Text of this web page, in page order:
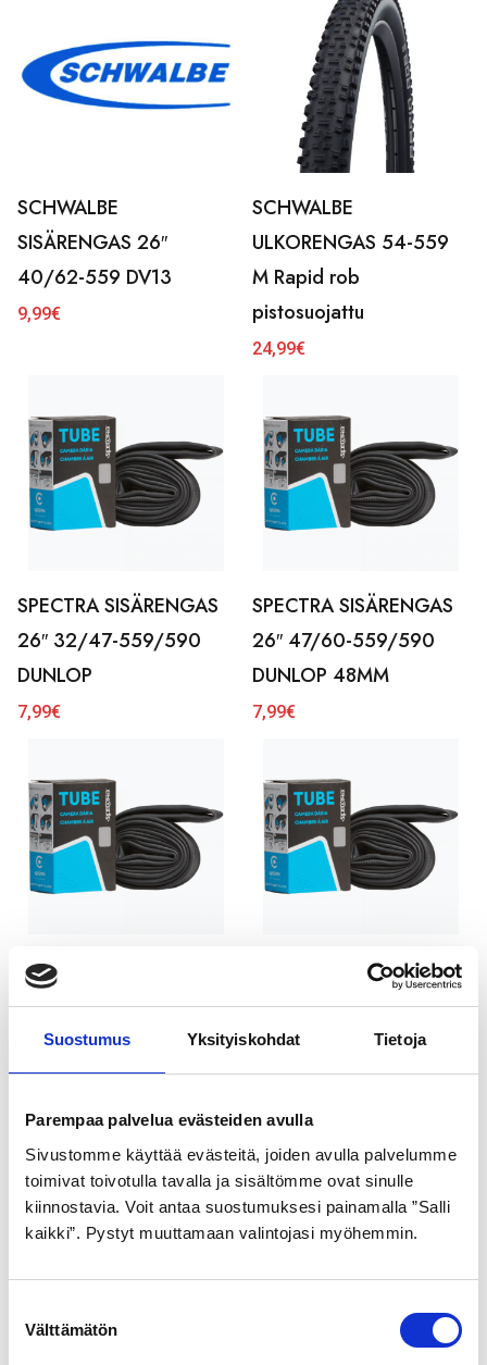
Suostumus Yksityiskohdat Tietoja
Parempaa palvelua evästeiden avulla
Sivustomme käyttää evästeitä, joiden avulla palvelumme
toimivat toivotulla tavalla ja sisältömme ovat sinulle
kiinnostavia. Voit antaa suostumuksesi painamalla ”Salli
kaikki”. Pystyt muuttamaan valintojasi myöhemmin.
Välttämätön
SCHWALBE
SISÄRENGAS 26″
40/62-559 DV13
9,99€
SCHWALBE
ULKORENGAS 54-559
M Rapid rob
pistosuojattu
24,99€
SPECTRA SISÄRENGAS
26″ 32/47-559/590
DUNLOP
7,99€
SPECTRA SISÄRENGAS
26″ 47/60-559/590
DUNLOP 48MM
7,99€
SPECTRA SISÄRENGAS
26″ 50/57-559 AUTO
7,99€
SPECTRA SISÄRENGAS
26″ 50/57-559 PRESTA
TEC
7,99€
SPECTRA ULKORENGAS
SPECTRA ULKORENGAS